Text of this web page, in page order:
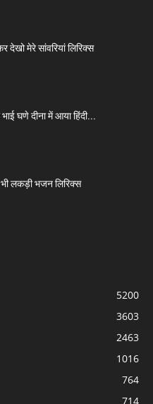
देखो मेरे सांवरियां लिरिक्स
भाई घणे दीना में आया हिंदी...
लकड़ी भजन लिरिक्स
5200
3603
2463
1016
764
714